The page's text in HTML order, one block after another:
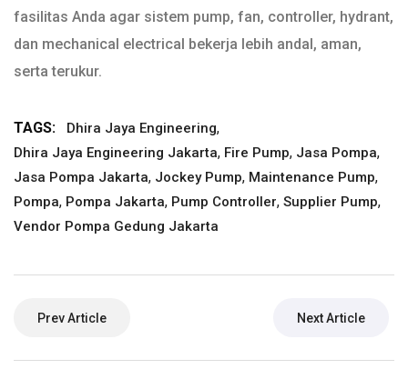
fasilitas Anda agar sistem pump, fan, controller, hydrant,
dan mechanical electrical bekerja lebih andal, aman,
serta terukur.
TAGS: Dhira Jaya Engineering,
Dhira Jaya Engineering Jakarta, Fire Pump, Jasa Pompa,
Jasa Pompa Jakarta, Jockey Pump, Maintenance Pump,
Pompa, Pompa Jakarta, Pump Controller, Supplier Pump,
Vendor Pompa Gedung Jakarta
Prev Article Next Article